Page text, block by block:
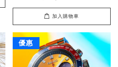
加入購物車
優惠